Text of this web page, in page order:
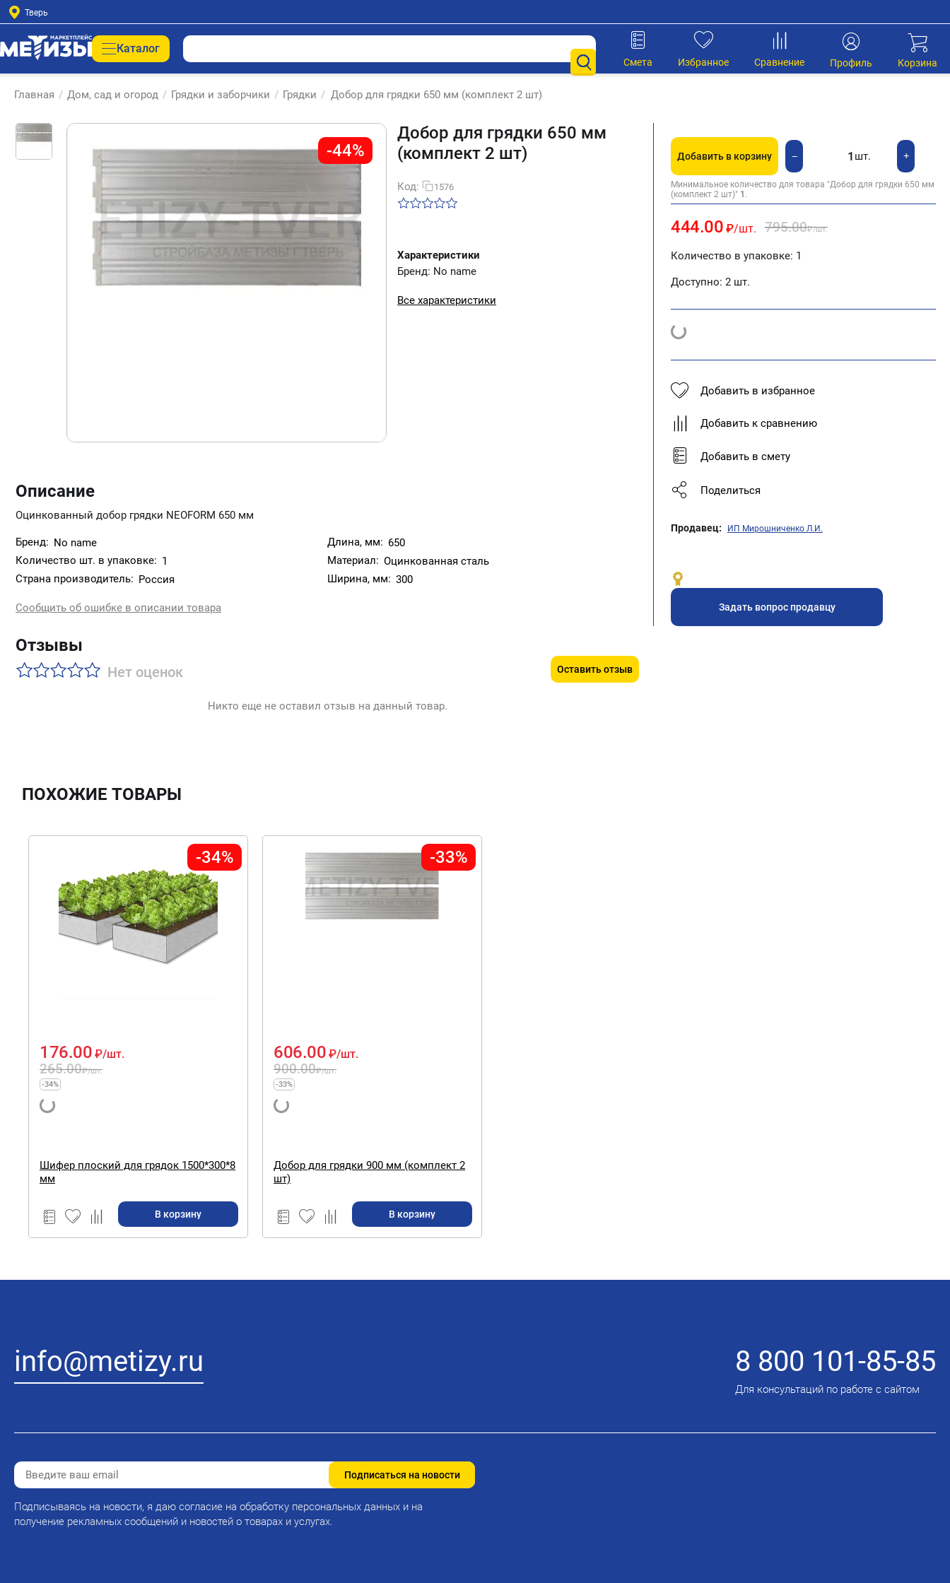
Тверь
Каталог
Корзина
Профиль
Сравнение
Избранное
Смета
Главная / Дом, сад и огород / Грядки и заборчики / Грядки / Добор для грядки 650 мм (комплект 2 шт)
-44%
Добор для грядки 650 мм
(комплект 2 шт)
Код: 1576
Характеристики
Бренд: No name
Все характеристики
Описание
Оцинкованный добор грядки NEOFORM 650 мм
Бренд: No name Длина, мм: 650
Количество шт. в упаковке: 1 Материал: Оцинкованная сталь
Страна производитель: Россия Ширина, мм: 300
Сообщить об ошибке в описании товара
Отзывы
Нет оценок Оставить отзыв
Никто еще не оставил отзыв на данный товар.
Добавить в корзину +
шт.
−
Минимальное количество для товара "Добор для грядки 650 мм
(комплект 2 шт)" 1 .
444.00 ₽/шт. 795.00₽/шт.
Количество в упаковке: 1
Доступно: 2 шт.
Добавить в избранное
Добавить к сравнению
Добавить в смету
Поделиться
Продавец: ИП Мирошниченко Л.И.
Задать вопрос продавцу
ПОХОЖИЕ ТОВАРЫ
-34%
265.00₽/шт.
176.00 ₽/шт.
-34%
Шифер плоский для грядок 1500*300*8
мм
В корзину
-33%
900.00₽/шт.
606.00 ₽/шт.
-33%
Добор для грядки 900 мм (комплект 2
шт)
В корзину
info@metizy.ru 8 800 101-85-85
Для консультаций по работе с сайтом
Подписаться на новости
Подписываясь на новости, я даю согласие на обработку персональных данных и на
получение рекламных сообщений и новостей о товарах и услугах.